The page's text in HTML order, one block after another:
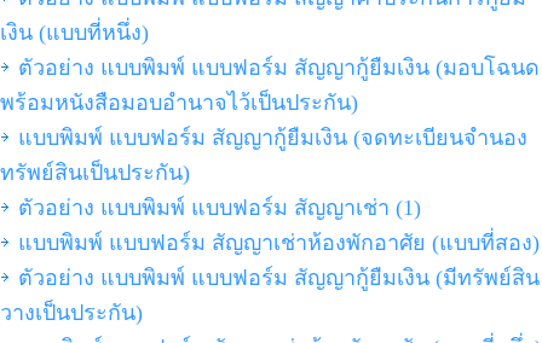
เงิน (แบบที่หนึ่ง)
ตัวอย่าง แบบพิมพ์ แบบฟอร์ม สัญญากู้ยืมเงิน (มอบโฉนด
พร้อมหนังสือมอบอำนาจไว้เป็นประกัน)
แบบพิมพ์ แบบฟอร์ม สัญญากู้ยืมเงิน (จดทะเบียนจำนอง
ทรัพย์สินเป็นประกัน)
ตัวอย่าง แบบพิมพ์ แบบฟอร์ม สัญญาเช่า (1)
แบบพิมพ์ แบบฟอร์ม สัญญาเช่าห้องพักอาศัย (แบบที่สอง)
ตัวอย่าง แบบพิมพ์ แบบฟอร์ม สัญญากู้ยืมเงิน (มีทรัพย์สิน
วางเป็นประกัน)